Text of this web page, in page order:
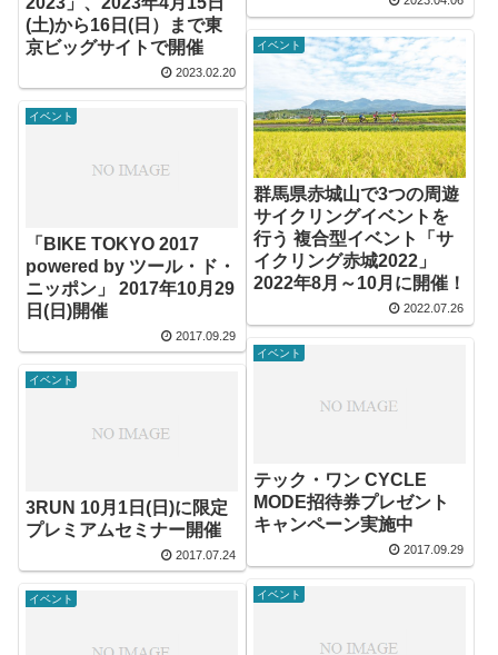
(土)から16日(日）まで東
京ビッグサイトで開催
2023.02.20
イベント
群馬県赤城山で3つの周遊
サイクリングイベントを
行う 複合型イベント「サ
イクリング赤城2022」
2022年8月～10月に開催！
2022.07.26
イベント
「BIKE TOKYO 2017
powered by ツール・ド・
ニッポン」 2017年10月29
日(日)開催
2017.09.29
イベント
テック・ワン CYCLE
MODE招待券プレゼント
キャンペーン実施中
2017.09.29
イベント
3RUN 10月1日(日)に限定
プレミアムセミナー開催
2017.07.24
イベント
イベント